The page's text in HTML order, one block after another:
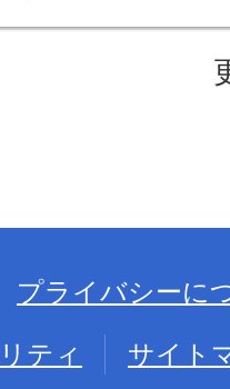
プライバシーに
ティ
サイト